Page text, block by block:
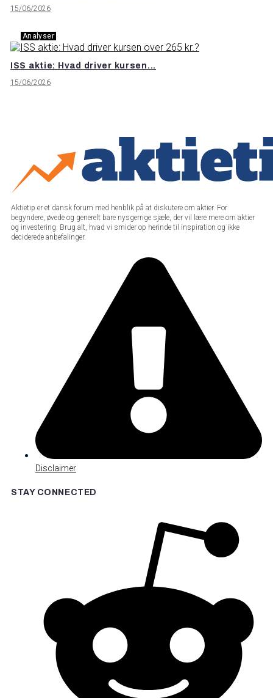
15/06/2026
Analyser
ISS aktie: Hvad driver kursen...
15/06/2026
Aktietip er et dansk forum med henblik på at diskutere om aktier. For
begyndere, øvede og generelt bare nysgerrige sjæle, der vil lære mere om aktier
og investering. Brug alt, hvad vi smider op herinde til inspiration og ikke
deciderede anbefalinger.
Disclaimer
STAY CONNECTED